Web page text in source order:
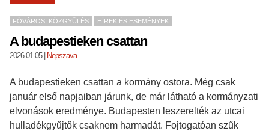
FŐVÁROSI KÖZGYŰLÉS HÍREK ÉS ESEMÉNYEK
A budapestieken csattan
2026-01-05| Nepszava
A budapestieken csattan a kormány ostora. Még csak
január első napjaiban járunk, de már látható a kormányzati
elvonások eredménye. Budapesten leszerelték az utcai
hulladékgyűjtők csaknem harmadát. Fojtogatóan szűk